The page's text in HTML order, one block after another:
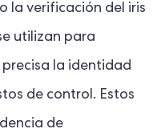
la verificación del iris
utilizan para
la identidad
de control. Estos
de